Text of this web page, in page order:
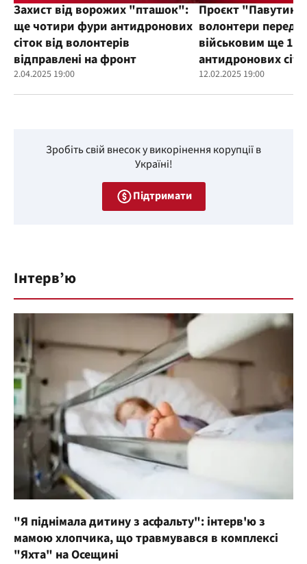
Захист від ворожих "пташок":
ще чотири фури антидронових
сіток від волонтерів
відправлені на фронт
2.04.2025 19:00
Проєкт
волонтери
військовим ще
антидронових
12.02.2025 19:00
Зробіть свій внесок у викорінення корупції в
Україні!
Підтримати
Інтерв’ю
"Я піднімала дитину з асфальту": інтерв'ю з
мамою хлопчика, що травмувався в комплексі
"Яхта" на Осещині